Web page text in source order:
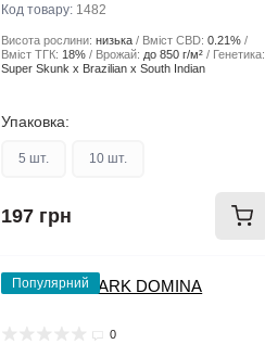
Код товару: 1482
Висота рослини: низька Вміст CBD: 0.21%
Вміст ТГК: 18% Врожай: до 850 г/м²
Генетика:
Super Skunk x Brazilian x South Indian
Упаковка:
5 шт. 10 шт.
197 грн
Популярний
0